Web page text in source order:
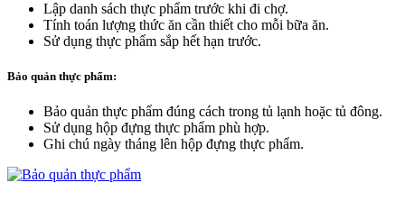
Lập danh sách thực phẩm trước khi đi chợ.
Tính toán lượng thức ăn cần thiết cho mỗi bữa ăn.
Sử dụng thực phẩm sắp hết hạn trước.
Bảo quản thực phẩm:
Bảo quản thực phẩm đúng cách trong tủ lạnh hoặc tủ đông.
Sử dụng hộp đựng thực phẩm phù hợp.
Ghi chú ngày tháng lên hộp đựng thực phẩm.